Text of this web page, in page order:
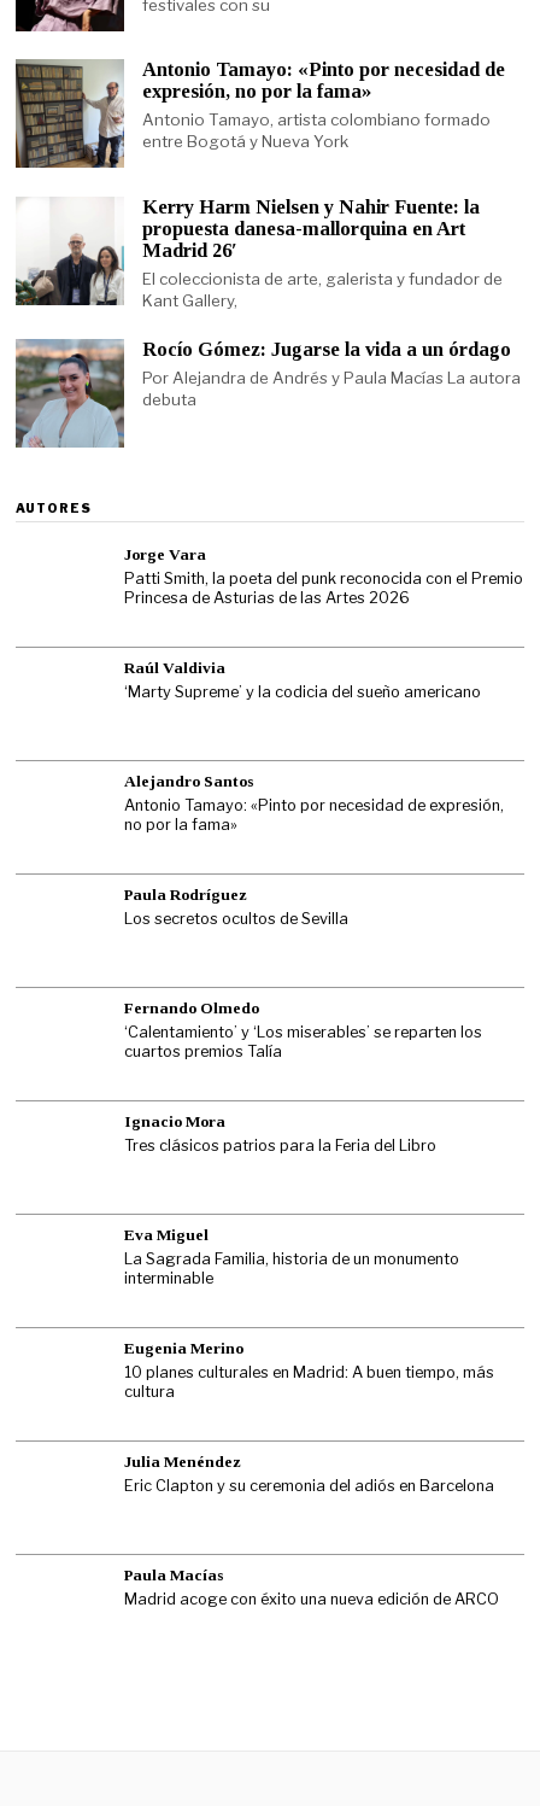
festivales con su
Antonio Tamayo: «Pinto por necesidad de
expresión, no por la fama»
Antonio Tamayo, artista colombiano formado
entre Bogotá y Nueva York
Kerry Harm Nielsen y Nahir Fuente: la
propuesta danesa-mallorquina en Art
Madrid 26′
El coleccionista de arte, galerista y fundador de
Kant Gallery,
Rocío Gómez: Jugarse la vida a un órdago
Por Alejandra de Andrés y Paula Macías La autora
debuta
AUTORES
Jorge Vara
Patti Smith, la poeta del punk reconocida con el Premio
Princesa de Asturias de las Artes 2026
Raúl Valdivia
‘Marty Supreme’ y la codicia del sueño americano
Alejandro Santos
Antonio Tamayo: «Pinto por necesidad de expresión,
no por la fama»
Paula Rodríguez
Los secretos ocultos de Sevilla
Fernando Olmedo
‘Calentamiento’ y ‘Los miserables’ se reparten los
cuartos premios Talía
Ignacio Mora
Tres clásicos patrios para la Feria del Libro
Eva Miguel
La Sagrada Familia, historia de un monumento
interminable
Eugenia Merino
10 planes culturales en Madrid: A buen tiempo, más
cultura
Julia Menéndez
Eric Clapton y su ceremonia del adiós en Barcelona
Paula Macías
Madrid acoge con éxito una nueva edición de ARCO